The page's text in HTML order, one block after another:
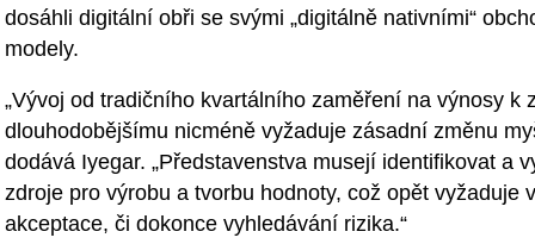
dosáhli digitální obři se svými „digitálně nativními“
modely.
„Vývoj od tradičního kvartálního zaměření na výnosy k
dlouhodobějšímu nicméně vyžaduje zásadní změnu
dodává Iyegar. „Představenstva musejí identifikovat a
zdroje pro výrobu a tvorbu hodnoty, což opět vyžaduje
akceptace, či dokonce vyhledávání rizika.“